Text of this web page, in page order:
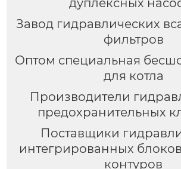
дуплексных
Завод гидравлических
фильтров
Оптом специальная
для котла
Производители
предохранительных
Поставщики
интегрированных
контуров